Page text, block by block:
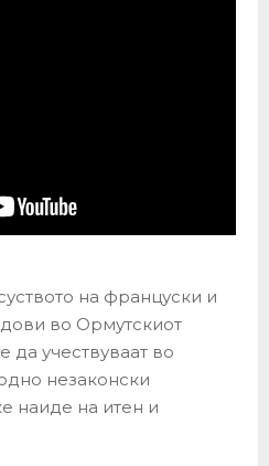
на француски и
во Ормутскиот
да учествуваат во
незаконски
наиде на итен и